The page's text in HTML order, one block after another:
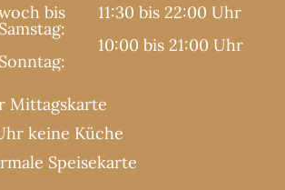
bis
Samstag:
Sonntag:
11:30 bis 22:00 Uhr
10:00 bis 21:00 Uhr
Mittagskarte
keine Küche
Speisekarte